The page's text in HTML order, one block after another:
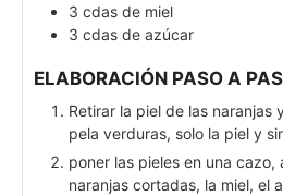
3 cdas de miel
3 cdas de azúcar
ELABORACIÓN PASO A
Retirar la piel de las naranjas
pela verduras, solo la piel y
poner las pieles en una
naranjas cortadas, la miel, el